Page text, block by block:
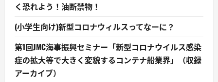
く恐れよう！油断禁物！
(小学生向け)新型コロナウィルスってなーに？
第1回JMC海事振興セミナー「新型コロナウイルス感染
症の拡大等で大きく変貌するコンテナ船業界」（収録
アーカイブ）